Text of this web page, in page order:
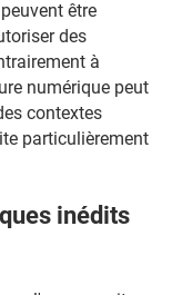
être
des
à
numérique peut
contextes
particulièrement
inédits